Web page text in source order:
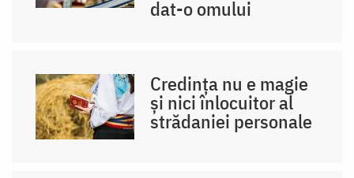
dat-o omului
Credința nu e magie
și nici înlocuitor al
strădaniei personale